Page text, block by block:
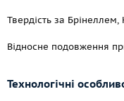
Твердість за
Відносне подовження
Технологічні